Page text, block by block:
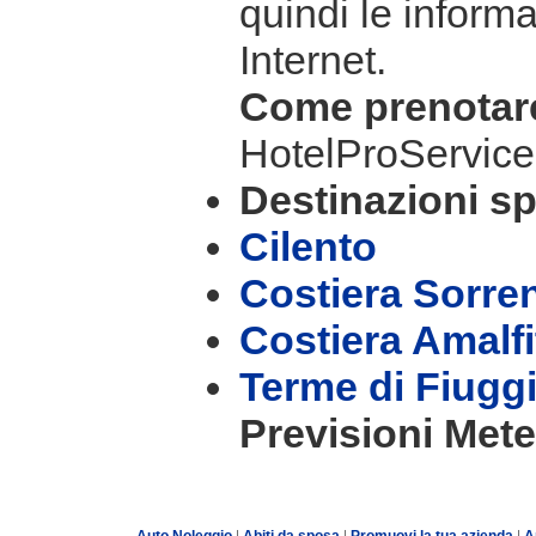
quindi le
Internet.
Come
Destinazioni
Cilento
Costiera
Costiera
Terme di Fiuggi
Previsioni